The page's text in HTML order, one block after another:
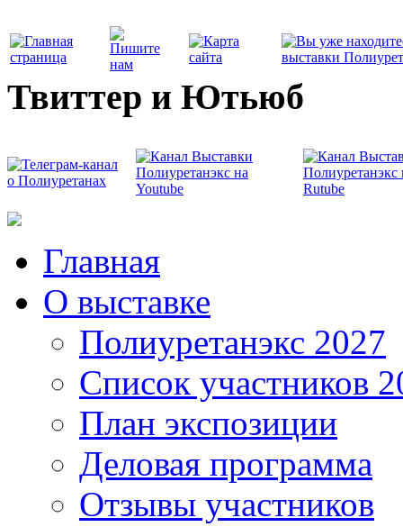
Твиттер и Ютьюб
Главная
О выставке
Полиуретанэкс 2027
Список участников
План экспозиции
Деловая программа
Отзывы участников